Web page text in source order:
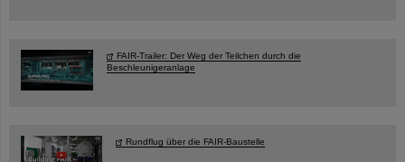
FAIR-Trailer: Der Weg der Teilchen durch die
Beschleunigeranlage
Rundflug über die FAIR-Baustelle